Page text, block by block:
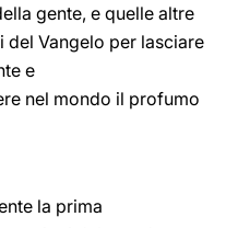
gente, e quelle altre
del Vangelo per lasciare
e
nel mondo il profumo
la prima